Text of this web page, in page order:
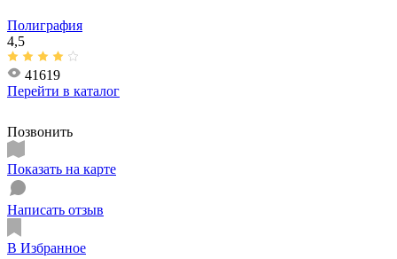
Полиграфия
4,5
41619
Перейти в каталог
Позвонить
Показать на карте
Написать отзыв
В Избранное